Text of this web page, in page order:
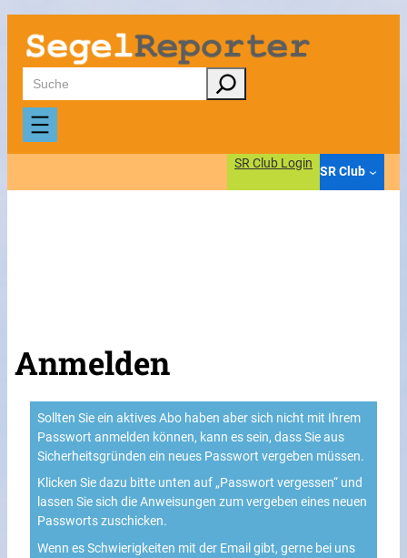
Suchen
SR Club Login
SR Club
Anmelden
Sollten Sie ein aktives Abo haben aber sich nicht mit Ihrem
Passwort anmelden können, kann es sein, dass Sie aus
Sicherheitsgründen ein neues Passwort vergeben müssen.
Klicken Sie dazu bitte unten auf „Passwort vergessen“ und
lassen Sie sich die Anweisungen zum vergeben eines neuen
Passworts zuschicken.
Wenn es Schwierigkeiten mit der Email gibt, gerne bei uns